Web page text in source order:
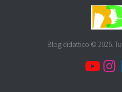
Blog didattico © 2026.